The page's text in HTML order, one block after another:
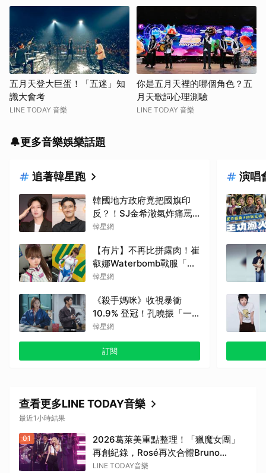
五月天登大巨蛋！「五迷」知
識大會考
LINE TODAY 音樂
你是五月天裡的哪個角色？五
月天歌詞心理測驗
LINE TODAY 音樂
🔔更多音樂娛樂話題
追著韓星跑
韓國地方政府竟把國旗印
反？！SJ金希澈氣炸痛罵
「X瘋了吧」，崔始源也發
韓星網
【有片】不再比拼露肉！崔
叡娜Waterbomb戰服「全
身包緊緊」獲好評，逆向操
韓星網
《殺手媽咪》收視暴衝
10.9% 登冠！孔曉振「一
槍爆頭」極惡犯，神秘竊聽
器埋伏筆
韓星網
訂閱
演唱
查看更多LINE TODAY音樂
最近1小時結果
01
2026葛萊美重點整理！「獵魔女團」
再創紀錄，Rosé再次合體Bruno
Mars！
LINE TODAY音樂